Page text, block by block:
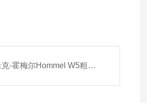
霍梅尔Hommel W5粗糙度仪